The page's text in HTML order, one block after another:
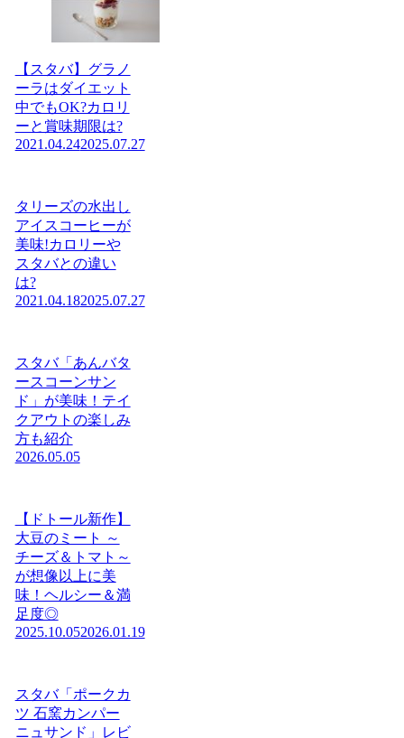
【スタバ】グラノ
ーラはダイエット
中でもOK?カロリ
ーと賞味期限は?
2021.04.242025.07.27
タリーズの水出し
アイスコーヒーが
美味!カロリーや
スタバとの違い
は?
2021.04.182025.07.27
スタバ「あんバタ
ースコーンサン
ド」が美味！テイ
クアウトの楽しみ
方も紹介
2026.05.05
【ドトール新作】
大豆のミート ～
チーズ＆トマト～
が想像以上に美
味！ヘルシー＆満
足度◎
2025.10.052026.01.19
スタバ「ポークカ
ツ 石窯カンパー
ニュサンド」レビ